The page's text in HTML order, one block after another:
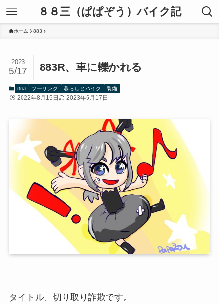
８８三（ぱぱぞう）バイク記
ホーム 883
883R、車に轢かれる
2023
5/17
883 ツーリング 暮らしとバイク 装備
2022年8月15日 2023年5月17日
タイトル、切り取り詐欺です。